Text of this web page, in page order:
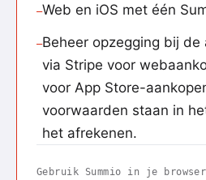
—Web en iOS met één
—Beheer opzegging bij de
via Stripe voor
voor App Store-
voorwaarden staan in
het afrekenen.
Gebruik Summio in je